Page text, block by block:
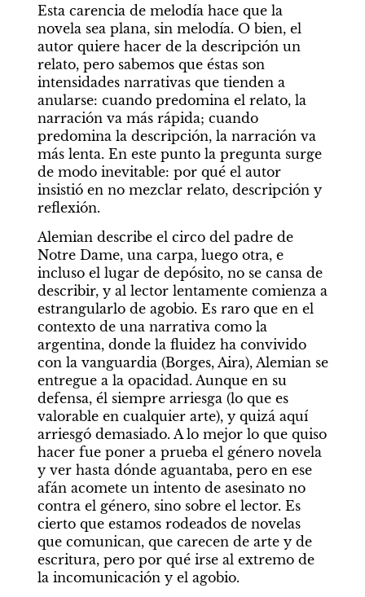
Esta carencia de melodía hace que la
novela sea plana, sin melodía. O bien, el
autor quiere hacer de la descripción un
relato, pero sabemos que éstas son
intensidades narrativas que tienden a
anularse: cuando predomina el relato, la
narración va más rápida; cuando
predomina la descripción, la narración va
más lenta. En este punto la pregunta surge
de modo inevitable: por qué el autor
insistió en no mezclar relato, descripción y
reflexión.
Alemian describe el circo del padre de
Notre Dame, una carpa, luego otra, e
incluso el lugar de depósito, no se cansa de
describir, y al lector lentamente comienza a
estrangularlo de agobio. Es raro que en el
contexto de una narrativa como la
argentina, donde la fluidez ha convivido
con la vanguardia (Borges, Aira), Alemian se
entregue a la opacidad. Aunque en su
defensa, él siempre arriesga (lo que es
valorable en cualquier arte), y quizá aquí
arriesgó demasiado. A lo mejor lo que quiso
hacer fue poner a prueba el género novela
y ver hasta dónde aguantaba, pero en ese
afán acomete un intento de asesinato no
contra el género, sino sobre el lector. Es
cierto que estamos rodeados de novelas
que comunican, que carecen de arte y de
escritura, pero por qué irse al extremo de
la incomunicación y el agobio.